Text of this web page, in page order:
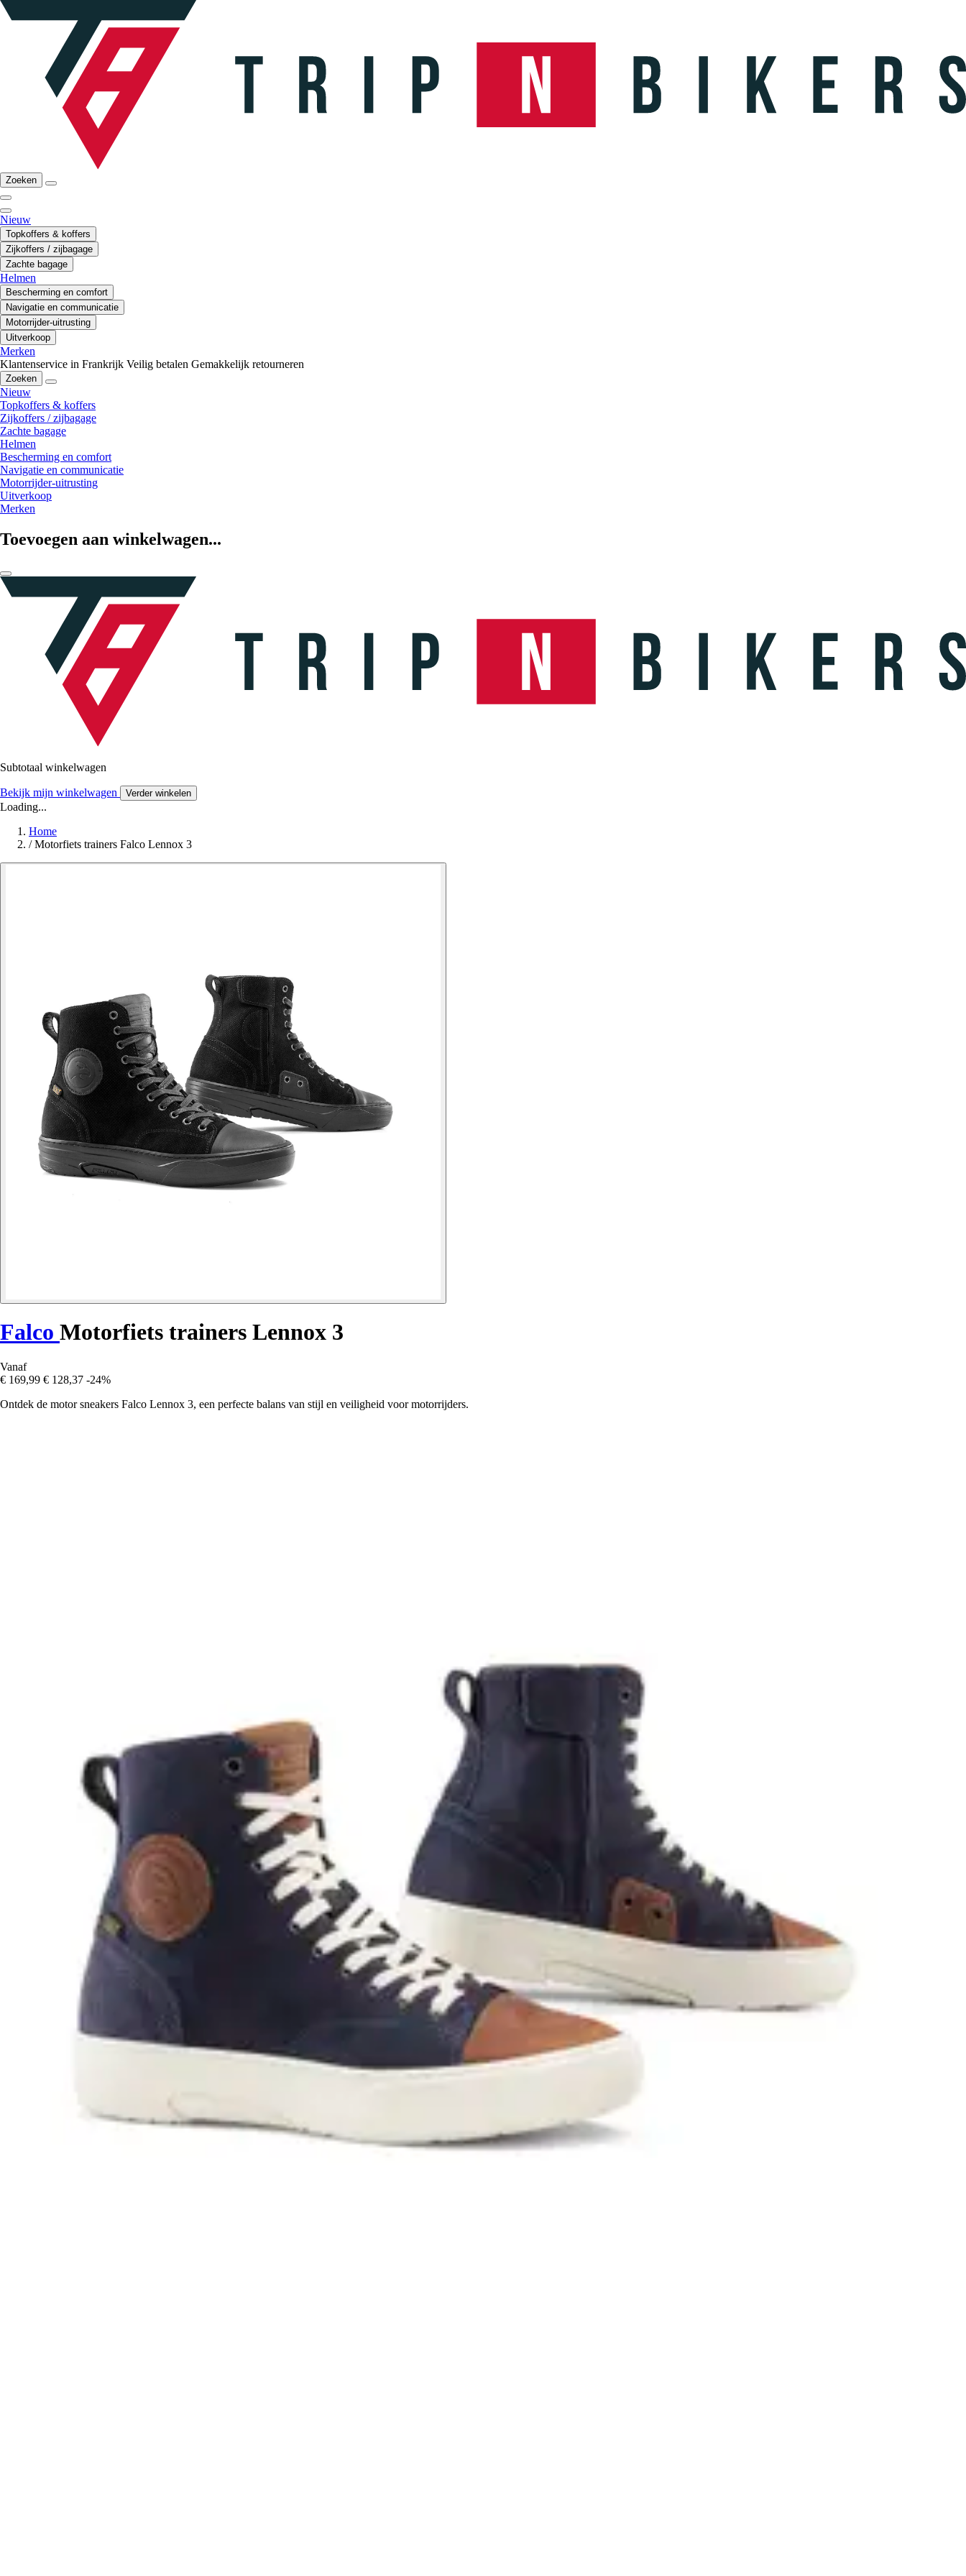
Zoeken
Nieuw
Topkoffers & koffers
Zijkoffers / zijbagage
Zachte bagage
Helmen
Bescherming en comfort
Navigatie en communicatie
Motorrijder-uitrusting
Uitverkoop
Merken
Klantenservice in Frankrijk Veilig betalen Gemakkelijk retourneren
Zoeken
Nieuw
Topkoffers & koffers
Zijkoffers / zijbagage
Zachte bagage
Helmen
Bescherming en comfort
Navigatie en communicatie
Motorrijder-uitrusting
Uitverkoop
Merken
Toevoegen aan winkelwagen...
Subtotaal winkelwagen
Bekijk mijn winkelwagen Verder winkelen
Loading...
Home
/ Motorfiets trainers Falco Lennox 3
Falco Motorfiets trainers Lennox 3
Vanaf
€ 169,99 € 128,37 -24%
Ontdek de motor sneakers Falco Lennox 3, een perfecte balans van stijl en veiligheid voor motorrijders.